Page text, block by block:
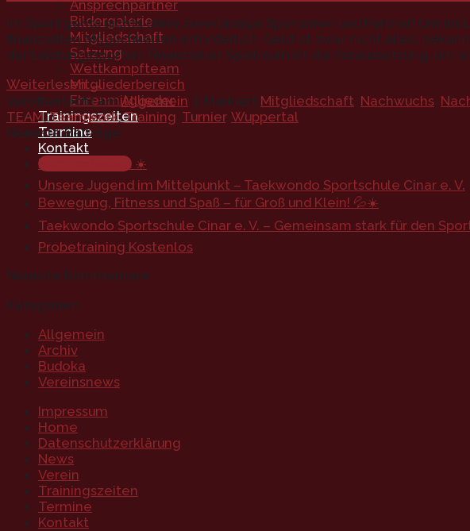
Ansprechpartner
Bildergalerie
Mitgliedschaft
Satzung
Wettkampfteam
Mitgliederbereich
Ehrenmitglieder
Trainingszeiten
Termine
Kontakt
Mitgliedschaft
Im Sport gehts nichts ohne zuverlässige Sponsoren und Partner! Um
finanziellen Möglichkeiten erforderlich. Geld ist zwar nicht alles,
der Leistungssportler. Finanzieller Spielraum ist die Voraussetzung, um
Weiterlesen→
Veröffentlicht amAllgemein Markiert Mitgliedschaft Nachwuchs
TEAM,Teamwork,Training Turnier, Wuppertal
Neueste Beiträge
Sommerpause ☀️
Unsere Jugend im Mittelpunkt – Taekwondo Sportschule Cinar e. V.
Bewegung, Fitness und Spaß – für Groß und Klein! 💦☀️
Taekwondo Sportschule Cinar e. V. – Gemeinsam stark für den
Probetraining Kostenlos
Neueste Kommentare
Kategorien
Allgemein
Archiv
Budoka
Vereinsnews
Impressum
Home
Datenschutzerklärung
News
Verein
Trainingszeiten
Termine
Kontakt